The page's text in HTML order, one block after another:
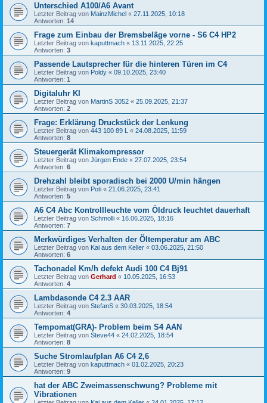
Unterschied A100/A6 Avant
Letzter Beitrag von MainzMichel « 27.11.2025, 10:18
Antworten: 14
Frage zum Einbau der Bremsbeläge vorne - S6 C4 HP2
Letzter Beitrag von kaputtmach « 13.11.2025, 22:25
Antworten: 3
Passende Lautsprecher für die hinteren Türen im C4
Letzter Beitrag von Poldy « 09.10.2025, 23:40
Antworten: 1
Digitaluhr KI
Letzter Beitrag von MartinS 3052 « 25.09.2025, 21:37
Antworten: 2
Frage: Erklärung Druckstück der Lenkung
Letzter Beitrag von 443 100 89 L « 24.08.2025, 11:59
Antworten: 8
Steuergerät Klimakompressor
Letzter Beitrag von Jürgen Ende « 27.07.2025, 23:54
Antworten: 6
Drehzahl bleibt sporadisch bei 2000 U/min hängen
Letzter Beitrag von Poti « 21.06.2025, 23:41
Antworten: 5
A6 C4 Abc Kontrollleuchte vom Öldruck leuchtet dauerhaft
Letzter Beitrag von Schmolli « 16.06.2025, 18:16
Antworten: 7
Merkwürdiges Verhalten der Öltemperatur am ABC
Letzter Beitrag von Kai aus dem Keller « 03.06.2025, 21:50
Antworten: 6
Tachonadel Km/h defekt Audi 100 C4 Bj91
Letzter Beitrag von Gerhard « 10.05.2025, 16:53
Antworten: 4
Lambdasonde C4 2.3 AAR
Letzter Beitrag von StefanS « 30.03.2025, 18:54
Antworten: 4
Tempomat(GRA)- Problem beim S4 AAN
Letzter Beitrag von Steve44 « 24.02.2025, 18:54
Antworten: 8
Suche Stromlaufplan A6 C4 2,6
Letzter Beitrag von kaputtmach « 01.02.2025, 20:23
Antworten: 9
hat der ABC Zweimassenschwung? Probleme mit
Vibrationen